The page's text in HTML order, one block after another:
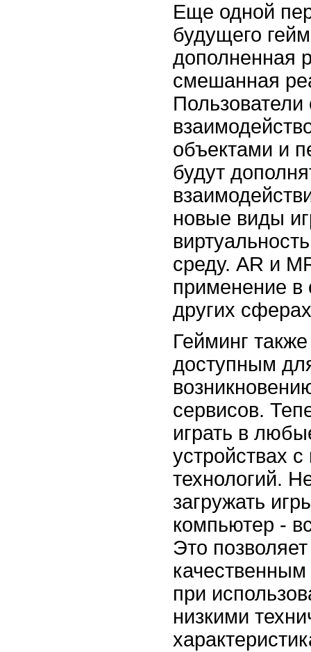
Еще одной
будущего
дополненная
смешанная
Пользователи
объектами и
будут
новые виды
среду. AR и
применение в
других
Гейминг
доступным
сервисов.
играть в
устройствах
технологий.
загружать
компьютер -
Это
при
низкими